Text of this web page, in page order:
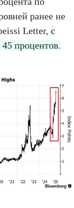
ранее не
Letter, с
процентов.